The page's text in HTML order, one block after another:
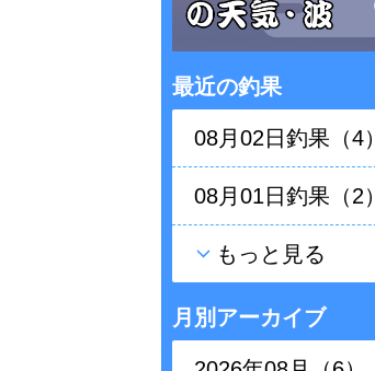
最近の釣果
08月02日釣果（4）
08月01日釣果（2）
もっと見る
月別アーカイブ